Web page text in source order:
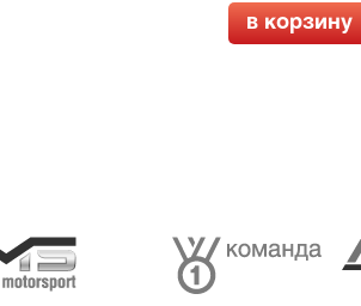
в корзину